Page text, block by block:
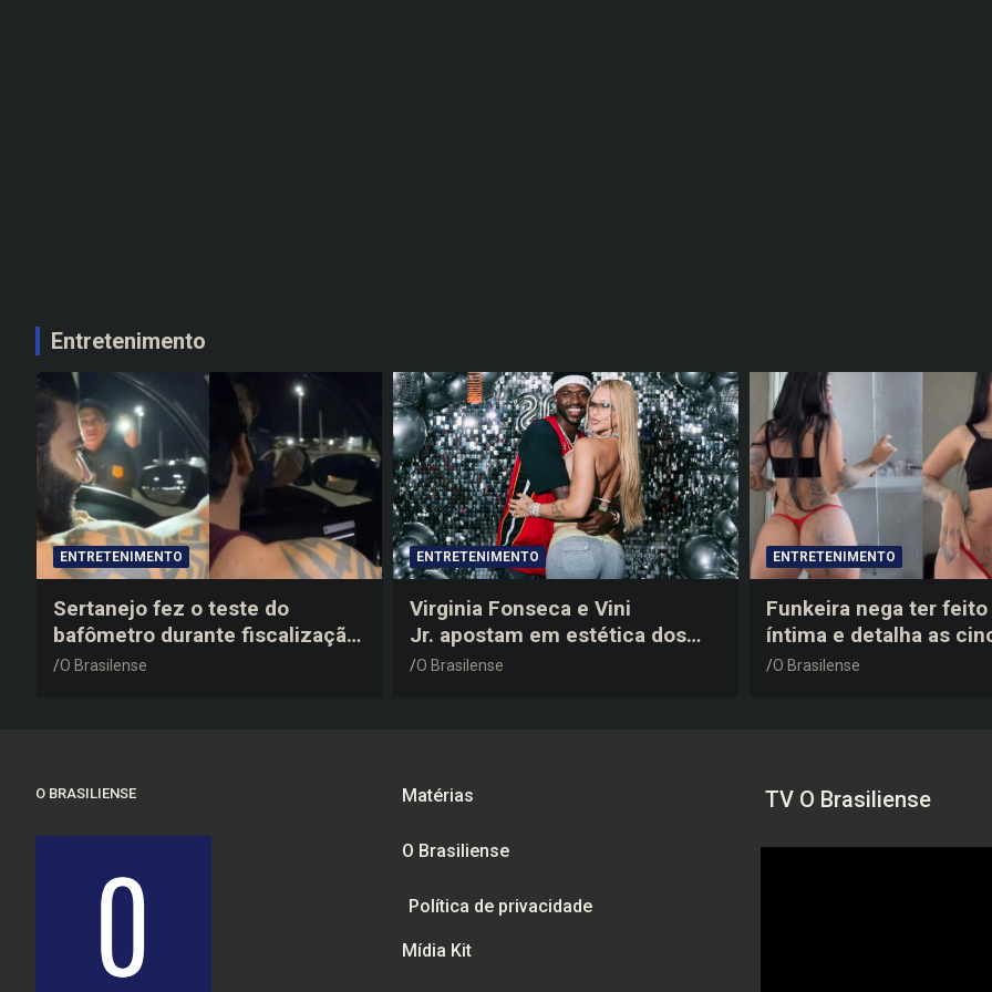
Entretenimento
ENTRETENIMENTO
Sertanejo fez o teste do
bafômetro durante fiscalização
na estrada, deu resultado
O Brasilense
ENTRETENIMENTO
Virginia Fonseca e Vini
Jr. apostam em estética dos
anos 2000 em festa de
O Brasilense
ENTRETENIMENTO
Funkeira nega ter
íntima e detalha as
plásticas que realizou
O Brasilense
O BRASILIENSE Matérias
O Brasiliense
Política de privacidade
Mídia Kit
TV O Brasiliense